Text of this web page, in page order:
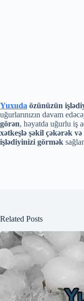
Yuxuda özünüzün
uğurlarınızın davam
görən, həyatda uğurlu iş
xətkeşlə şəkil çəkərək
işlədiyinizi görmək
Related Posts